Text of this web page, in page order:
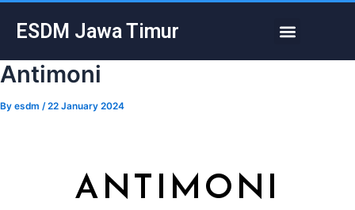
ESDM Jawa Timur Menu
Antimoni
By esdm /22 January 2024
ANTIMONI
navigation